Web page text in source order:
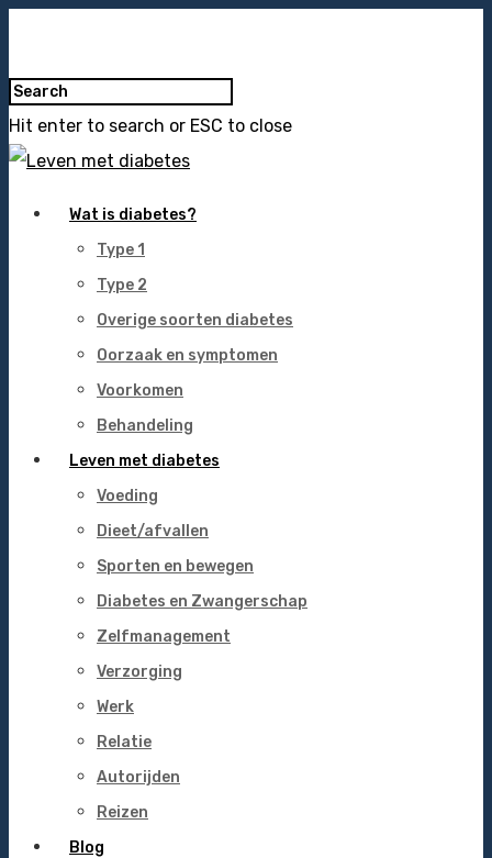
Hit enter to search or ESC to close
Wat is diabetes?
Type 1
Type 2
Overige soorten diabetes
Oorzaak en symptomen
Voorkomen
Behandeling
Leven met diabetes
Voeding
Dieet/afvallen
Sporten en bewegen
Diabetes en Zwangerschap
Zelfmanagement
Verzorging
Werk
Relatie
Autorijden
Reizen
Blog